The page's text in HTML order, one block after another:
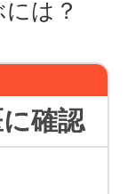
は？
確認